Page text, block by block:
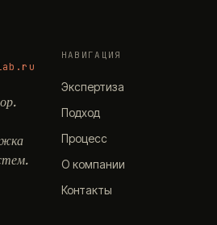
НАВИГАЦИЯ
Экспертиза
Подход
Процесс
О компании
Контакты